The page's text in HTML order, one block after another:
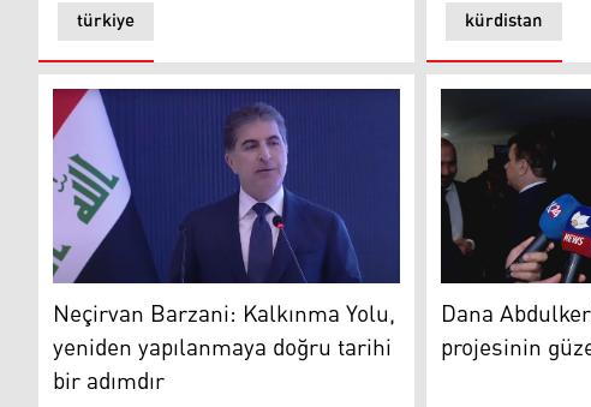
türkiye kürdistan
Kürdistan Bölgesi Başkanı Neçirvan Barzani
Neçirvan Barzani: Kalkınma Yolu,
yeniden yapılanmaya doğru tarihi
bir adımdır
Kürdistan
Dana
projesinin